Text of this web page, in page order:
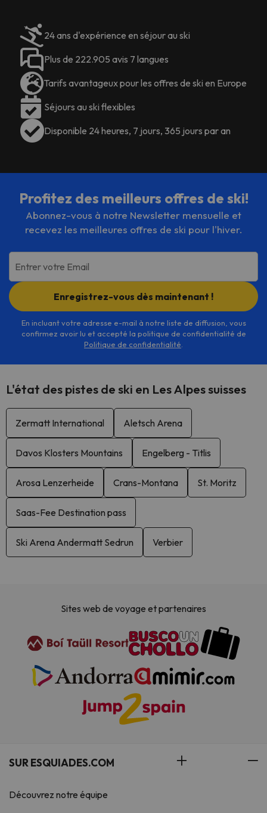
24 ans d'expérience en séjour au ski
Plus de 222.905 avis 7 langues
Tarifs avantageux pour les offres de ski en Europe
Séjours au ski flexibles
Disponible 24 heures, 7 jours, 365 jours par an
Profitez des meilleurs offres de ski!
Abonnez-vous à notre Newsletter mensuelle et
recevez les meilleures offres de ski pour l'hiver.
Entrer votre Email
Enregistrez-vous dès maintenant !
En incluant votre adresse e-mail à notre liste de diffusion, vous
confirmez avoir lu et accepté la politique de confidentialité de
Politique de confidentialité
L'état des pistes de ski en Les Alpes suisses
Zermatt International Aletsch Arena
Davos Klosters Mountains Engelberg - Titlis
Arosa Lenzerheide Crans-Montana St. Moritz
Saas-Fee Destination pass
Ski Arena Andermatt Sedrun Verbier
Sites web de voyage et partenaires
SUR ESQUIADES.COM
Découvrez notre équipe